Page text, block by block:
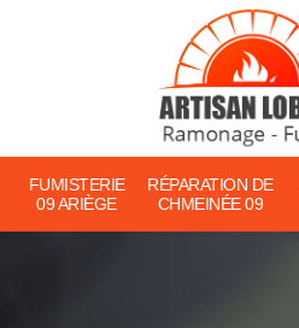
FUMISTERIE
09 ARIÈGE
RÉPARATION DE
CHMEINÉE 09